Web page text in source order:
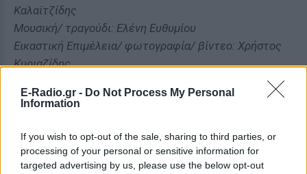
E-Radio.gr - Do Not Process My Personal
Information
If you wish to opt-out of the sale, sharing to third parties, or
processing of your personal or sensitive information for
targeted advertising by us, please use the below opt-out
Καλαϊτζίδης
Μουσική/ τραγούδι: Ελένη Ευθυμίου
Εικαστική Επιμέλεια/ φωτογραφία/ βίντεο: Χρήστος
Κυριαζίδης
Παπαδόπουλος
5. Γιώργος Κατσής & Κωνσταντίνος Πλεμμένος /
«Στεν» βασισμένη στο διήγημα του Θανάση Βαλτινού
Η Κάθοδος των Εννιά